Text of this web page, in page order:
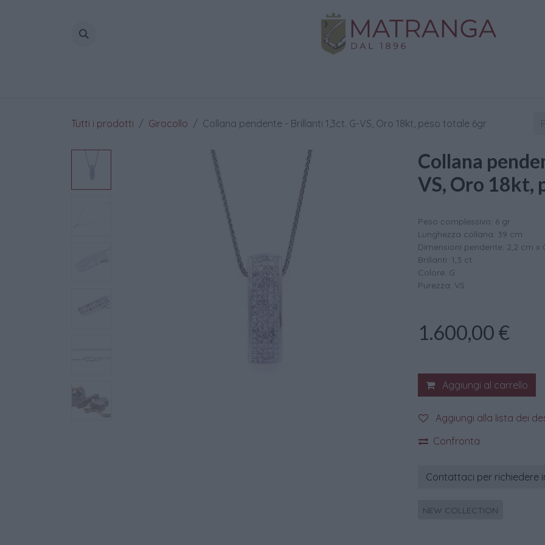
Tutti i prodotti Girocollo Collana pendente - Brillanti 1,3ct. G-VS, Oro 18kt, peso totale 6gr
Collana
VS, Oro 18kt,
Peso complessivo: 6 gr
Lunghezza collana: 39 cm
Dimensioni pendente: 2,2 cm x
Brillanti: 1,3 ct.
Colore: G
Purezza: VS
1.600,00 €
Aggiungi al carrello
Aggiungi alla lista dei
Confronta
Contattaci per richiedere
NEW COLLECTION